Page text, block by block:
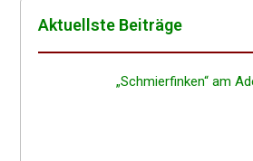
Aktuells­te Beiträge
„Schmier­fin­ken“ am